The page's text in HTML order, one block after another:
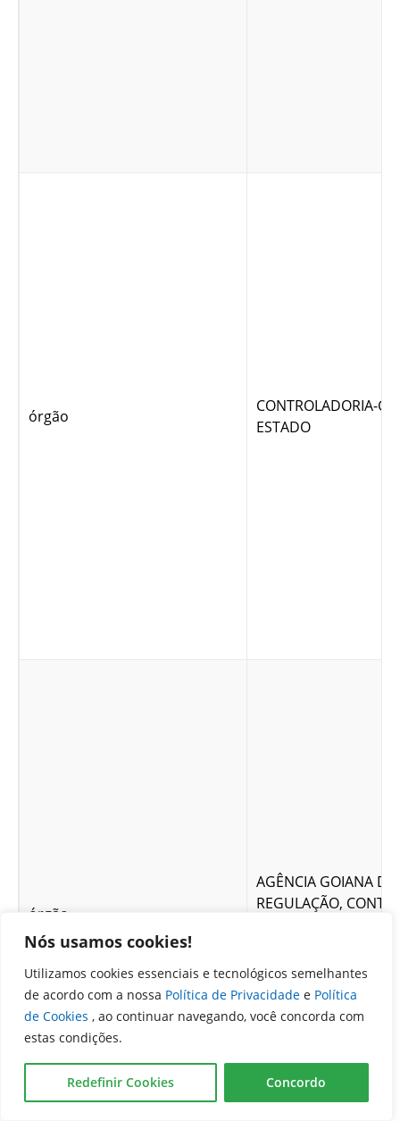
Nós usamos cookies!
Utilizamos cookies essenciais e tecnológicos semelhantes
de acordo com a nossa Política de Privacidade e Política
de Cookies , ao continuar navegando, você concorda com
estas condições.
Redefinir Cookies Concordo
órgão
CONTROLADORIA-
ESTADO
órgão
AGÊNCIA GOIANA DE
REGULAÇÃO,